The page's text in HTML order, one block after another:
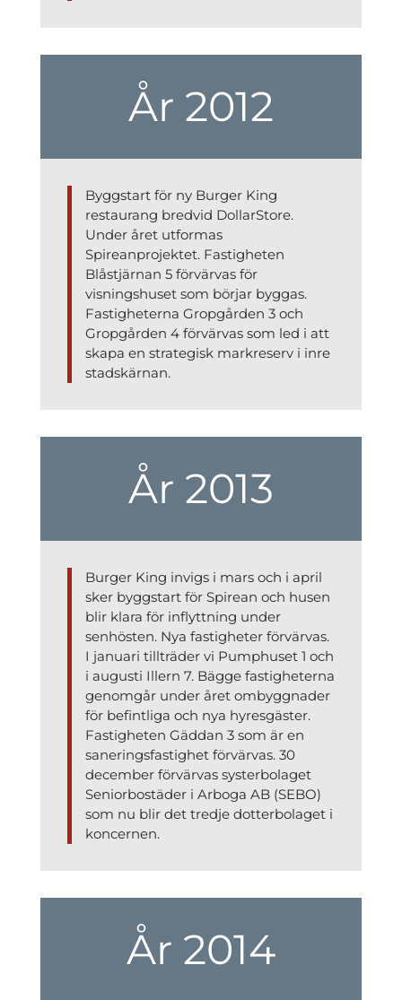
Byggstart för ny Burger King
restaurang bredvid DollarStore.
Under året utformas
Spireanprojektet. Fastigheten
Blåstjärnan 5 förvärvas för
visningshuset som börjar byggas.
Fastigheterna Gropgården 3 och
Gropgården 4 förvärvas som led i att
skapa en strategisk markreserv i inre
stadskärnan.
År 2012
Burger King invigs i mars och i april
sker byggstart för Spirean och husen
blir klara för inflyttning under
senhösten. Nya fastigheter förvärvas.
I januari tillträder vi Pumphuset 1 och
i augusti Illern 7. Bägge fastigheterna
genomgår under året ombyggnader
för befintliga och nya hyresgäster.
Fastigheten Gäddan 3 som är en
saneringsfastighet förvärvas. 30
december förvärvas systerbolaget
Seniorbostäder i Arboga AB (SEBO)
som nu blir det tredje dotterbolaget i
koncernen.
År 2013
År 2014